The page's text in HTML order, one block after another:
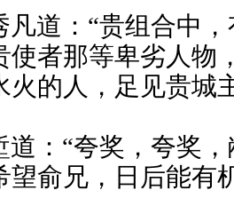
道：“贵组合中
使者那等卑劣人物
火的人，足见贵城
：“夸奖，夸奖
望俞兄，日后能有